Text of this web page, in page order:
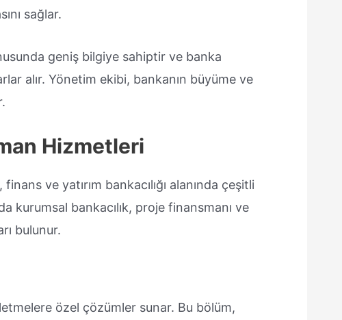
sağlar.
geniş bilgiye sahiptir ve banka
alır. Yönetim ekibi, bankanın büyüme ve
Hizmetleri
ve yatırım bankacılığı alanında çeşitli
kurumsal bankacılık, proje finansmanı ve
bulunur.
özel çözümler sunar. Bu bölüm,